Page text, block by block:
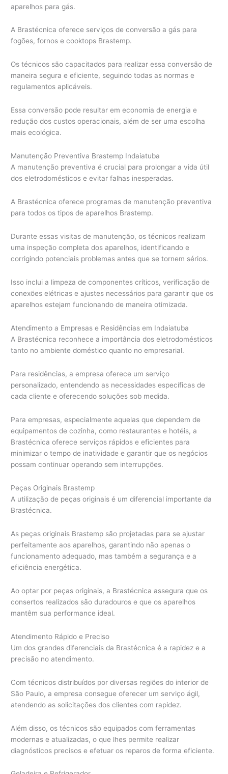
aparelhos para gás.
A Brastécnica oferece serviços de conversão a gás para
fogões, fornos e cooktops Brastemp.
Os técnicos são capacitados para realizar essa conversão de
maneira segura e eficiente, seguindo todas as normas e
regulamentos aplicáveis.
Essa conversão pode resultar em economia de energia e
redução dos custos operacionais, além de ser uma escolha
mais ecológica.
Manutenção Preventiva Brastemp Indaiatuba
A manutenção preventiva é crucial para prolongar a vida útil
dos eletrodomésticos e evitar falhas inesperadas.
A Brastécnica oferece programas de manutenção preventiva
para todos os tipos de aparelhos Brastemp.
Durante essas visitas de manutenção, os técnicos realizam
uma inspeção completa dos aparelhos, identificando e
corrigindo potenciais problemas antes que se tornem sérios.
Isso inclui a limpeza de componentes críticos, verificação de
conexões elétricas e ajustes necessários para garantir que os
aparelhos estejam funcionando de maneira otimizada.
Atendimento a Empresas e Residências em Indaiatuba
A Brastécnica reconhece a importância dos eletrodomésticos
tanto no ambiente doméstico quanto no empresarial.
Para residências, a empresa oferece um serviço
personalizado, entendendo as necessidades específicas de
cada cliente e oferecendo soluções sob medida.
Para empresas, especialmente aquelas que dependem de
equipamentos de cozinha, como restaurantes e hotéis, a
Brastécnica oferece serviços rápidos e eficientes para
minimizar o tempo de inatividade e garantir que os negócios
possam continuar operando sem interrupções.
Peças Originais Brastemp
A utilização de peças originais é um diferencial importante da
Brastécnica.
As peças originais Brastemp são projetadas para se ajustar
perfeitamente aos aparelhos, garantindo não apenas o
funcionamento adequado, mas também a segurança e a
eficiência energética.
Ao optar por peças originais, a Brastécnica assegura que os
consertos realizados são duradouros e que os aparelhos
mantêm sua performance ideal.
Atendimento Rápido e Preciso
Um dos grandes diferenciais da Brastécnica é a rapidez e a
precisão no atendimento.
Com técnicos distribuídos por diversas regiões do interior de
São Paulo, a empresa consegue oferecer um serviço ágil,
atendendo as solicitações dos clientes com rapidez.
Além disso, os técnicos são equipados com ferramentas
modernas e atualizadas, o que lhes permite realizar
diagnósticos precisos e efetuar os reparos de forma eficiente.